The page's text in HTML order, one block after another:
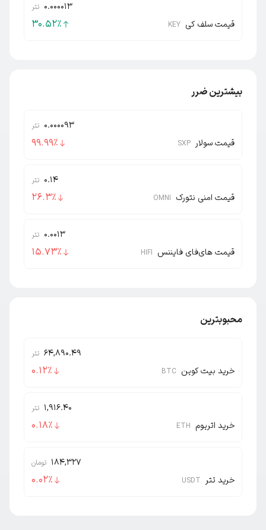
0.000013 تتر
قیمت سلف کی KEY ٪30.52
بیشترین ضرر
0.000093 تتر
قیمت سولار SXP ٪99.99
0.14 تتر
قیمت امنی نتورک OMNI ٪26.3
0.0013 تتر
قیمت های‌فای فایننس HIFI ٪15.73
محبوبترین
64,890.49 تتر
خرید بیت کوین BTC ٪0.12
1,916.40 تتر
خرید اتریوم ETH ٪0.18
184,327 تومان
خرید تتر USDT ٪0.02